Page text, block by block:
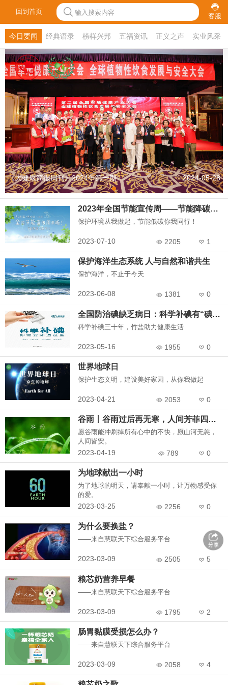
回到首页 输入搜索内容 客服
今日要闻 经典语录 榜样兴邦 五福资讯 正义之声 实业风采
《大健康简报周刊》2024年第一期 2024-05-28
2023年全国节能宣传周——节能降碳，你我同行
保护环境从我做起，节能低碳你我同行！
2023-07-10 2205 1
保护海洋生态系统 人与自然和谐共生
保护海洋，不止于今天
2023-06-08 1381 0
全国防治碘缺乏病日：科学补碘有“碘”重要！
科学补碘三十年，竹盐助力健康生活
2023-05-16 1955 0
世界地球日
保护生态文明，建设美好家园，从你我做起
2023-04-21 2053 0
谷雨丨谷雨过后再无寒，人间芳菲四月天
愿谷雨能冲刷掉所有心中的不快，愿山河无恙，
人间皆安。
2023-04-19 789 0
为地球献出一小时
为了地球的明天，请奉献一小时，让万物感受你
的爱。
2023-03-25 2256 0
为什么要换盐？
——来自慧联天下综合服务平台
2023-03-09 2505 5
粮芯奶营养早餐
——来自慧联天下综合服务平台
2023-03-09 1795 2
肠胃黏膜受损怎么办？
——来自慧联天下综合服务平台
2023-03-09 2058 4